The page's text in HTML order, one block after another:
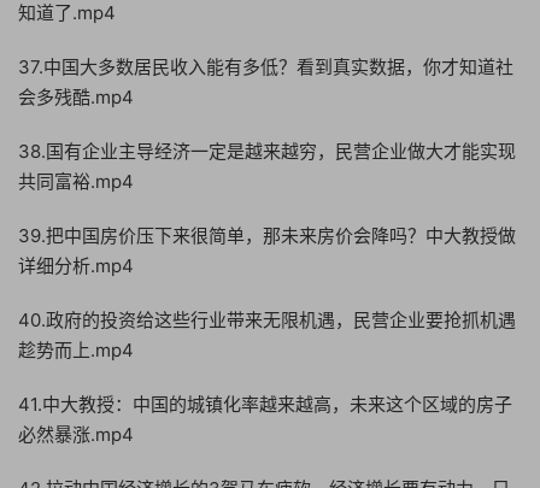
知道了.mp4
37.中国大多数居民收入能有多低？看到真实数据，你才知道社
会多残酷.mp4
38.国有企业主导经济一定是越来越穷，民营企业做大才能实现
共同富裕.mp4
39.把中国房价压下来很简单，那未来房价会降吗？中大教授做
详细分析.mp4
40.政府的投资给这些行业带来无限机遇，民营企业要抢抓机遇
趁势而上.mp4
41.中大教授：中国的城镇化率越来越高，未来这个区域的房子
必然暴涨.mp4